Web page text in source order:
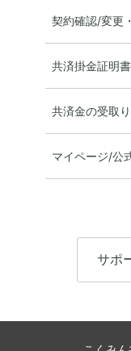
契約確認/変更
共済掛金証明書
共済金の受取り
マイページ/公
サポ